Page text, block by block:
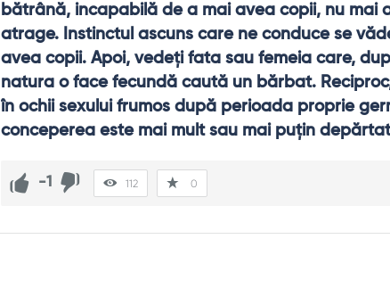
bătrână, incapabilă de a mai avea copii, nu mai
atrage. Instinctul ascuns care ne conduce se
avea copii. Apoi, vedeţi fata sau femeia care,
natura o face fecundă caută un bărbat.
în ochii sexului frumos după perioada proprie
conceperea este mai mult sau mai puţin
-1 112 0